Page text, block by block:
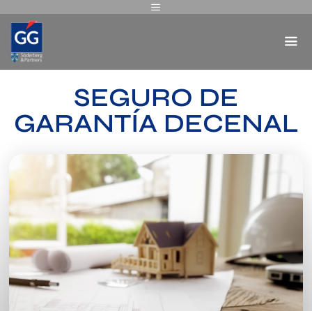
SEGURO DE
GARANTÍA DECENAL